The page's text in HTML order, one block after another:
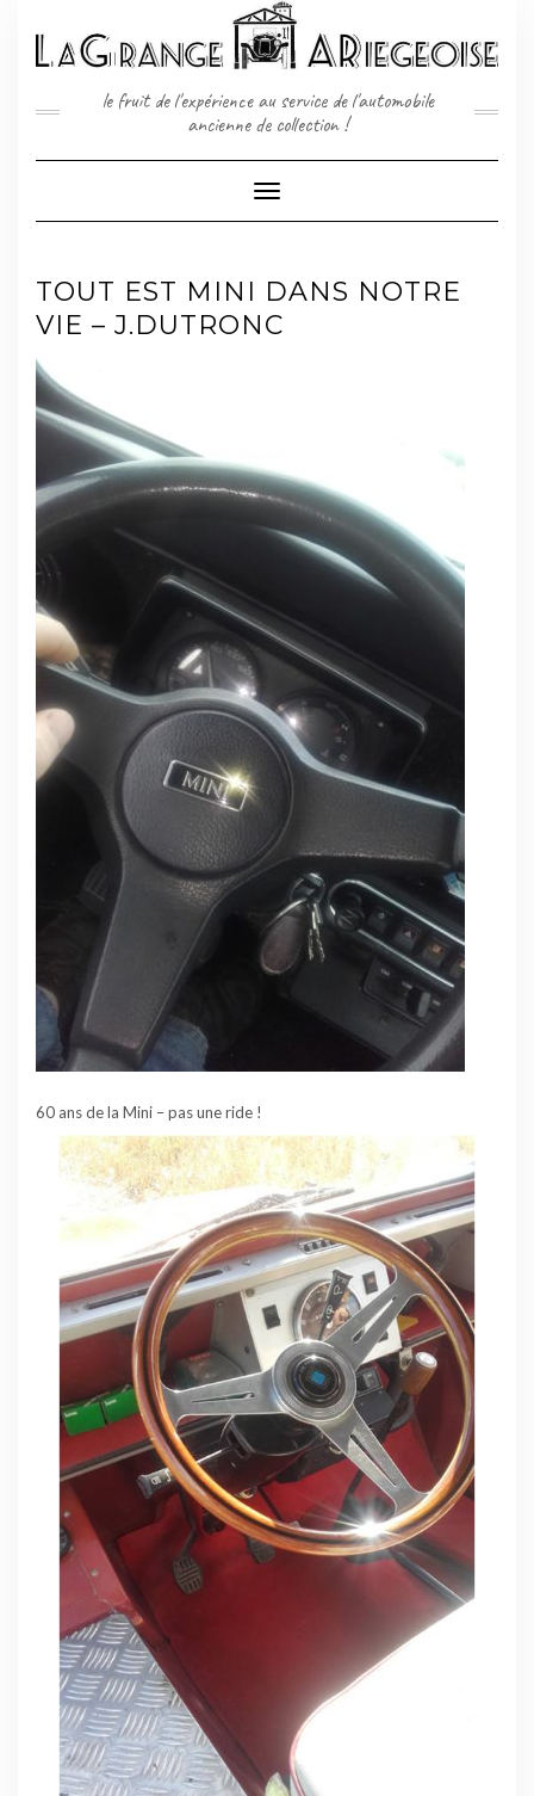
content
le fruit de l'expérience au service de l'automobile
ancienne de collection !
Toggle
Navigation
TOUT EST MINI DANS NOTRE
VIE – J.DUTRONC
60 ans de la Mini – pas une ride !